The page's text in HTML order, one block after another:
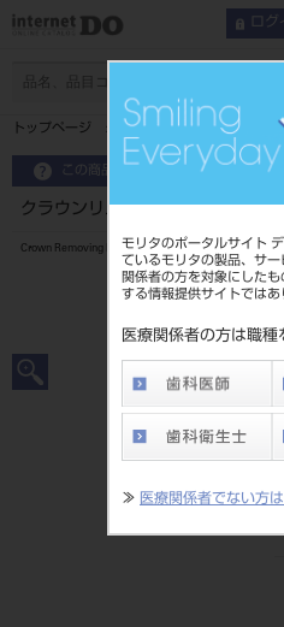
モリタのポータルサイト
ているモリタの製品、サ
関係者の方を対象にした
する情報提供サイトではあ
医療関係者の方は職種
≫ 医療関係者でない方
ログ
トップページ クラウンリムービングプ
この商品に関するお問い合わせ
クラウンリムービングプライヤー
Crown Removing Plier